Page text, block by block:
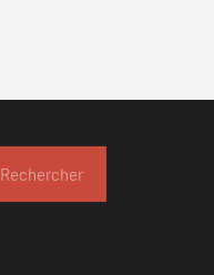
Rechercher